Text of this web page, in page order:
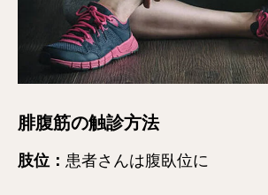
腓腹筋の触診方法
肢位： 患者さんは腹臥位に